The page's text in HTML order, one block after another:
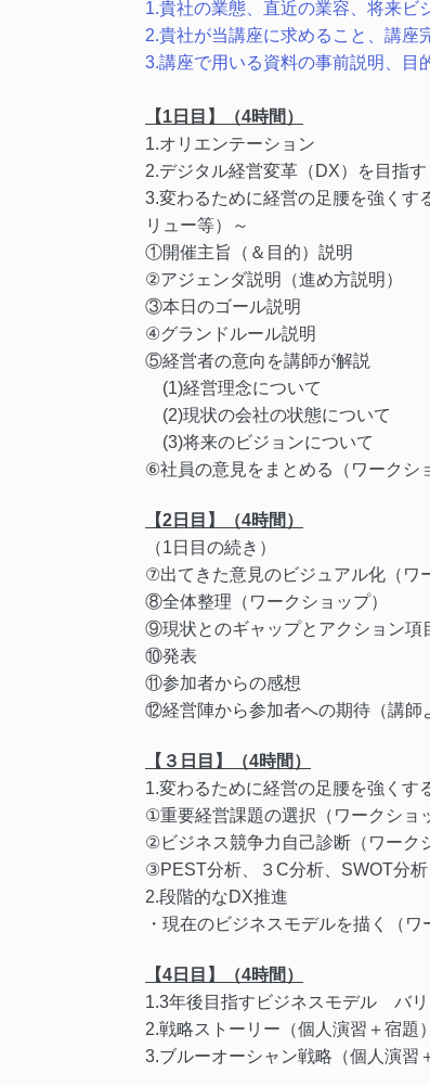
1.貴社の業態、直近の業容、将来ビ
2.貴社が当講座に求めること、講座
3.講座で用いる資料の事前説明、目
【1日目】（4時間）
1.オリエンテーション
2.デジタル経営変革（DX）を目指
3.変わるために経営の足腰を強く
リュー等）～
①開催主旨（＆目的）説明
②アジェンダ説明（進め方説明）
③本日のゴール説明
④グランドルール説明
⑤経営者の意向を講師が解説
(1)経営理念について
(2)現状の会社の状態について
(3)将来のビジョンについて
⑥社員の意見をまとめる（ワークシ
【2日目】（4時間）
（1日目の続き）
⑦出てきた意見のビジュアル化（ワ
⑧全体整理（ワークショップ）
⑨現状とのギャップとアクション項
⑩発表
⑪参加者からの感想
⑫経営陣から参加者への期待（講師
【３日目】（4時間）
1.変わるために経営の足腰を強くす
①重要経営課題の選択（ワークショ
②ビジネス競争力自己診断（ワーク
③PEST分析、３C分析、SWOT分析
2.段階的なDX推進
・現在のビジネスモデルを描く（ワ
【4日目】（4時間）
1.3年後目指すビジネスモデル バリ
2.戦略ストーリー（個人演習＋宿題）
3.ブルーオーシャン戦略（個人演習